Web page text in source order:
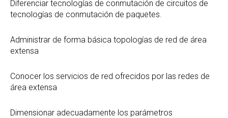
Diferenciar tecnologías de conmutación de circuitos de
tecnologías de conmutación de paquetes.
Administrar de forma básica topologías de red de área
extensa
Conocer los servicios de red ofrecidos por las redes de
área extensa
Dimensionar adecuadamente los parámetros